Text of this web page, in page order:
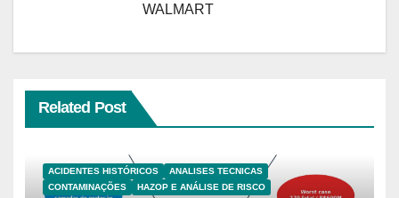
WALMART
Related Post
ACIDENTES HISTÓRICOS
ANALISES TECNICAS
CONTAMINAÇÕES
HAZOP E ANÁLISE DE RISCO